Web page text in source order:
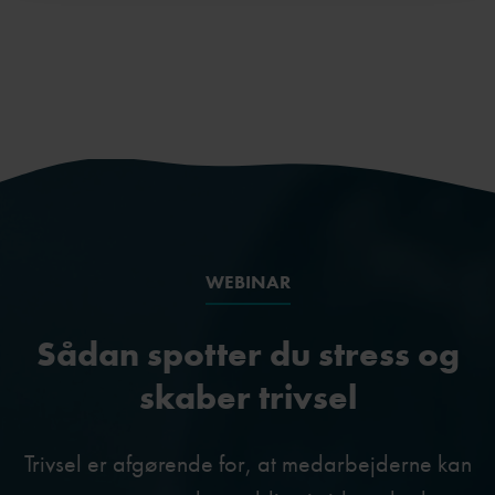
WEBINAR
Sådan spotter du stress og
skaber trivsel
Trivsel er afgørende for, at medarbejderne kan